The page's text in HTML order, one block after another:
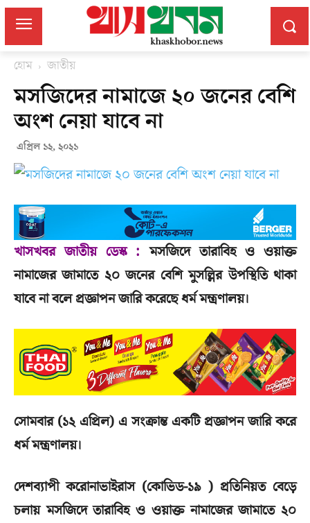
হোম জাতীয়
মসজিদের নামাজে ২০ জনের বেশি
অংশ নেয়া যাবে না
এপ্রিল ১২, ২০২১
খাসখবর জাতীয় ডেস্ক : মসজিদে তারাবিহ ও ওয়াক্ত
নামাজের জামাতে ২০ জনের বেশি মুসল্লির উপস্থিতি থাকা
যাবে না বলে প্রজ্ঞাপন জারি করেছে ধর্ম মন্ত্রণালয়।
সোমবার (১২ এপ্রিল) এ সংক্রান্ত একটি প্রজ্ঞাপন জারি করে
ধর্ম মন্ত্রণালয়।
দেশব্যাপী করোনাভাইরাস (কোভিড-১৯ ) প্রতিনিয়ত বেড়ে
চলায় মসজিদে তারাবিহ ও ওয়াক্ত নামাজের জামাতে ২০